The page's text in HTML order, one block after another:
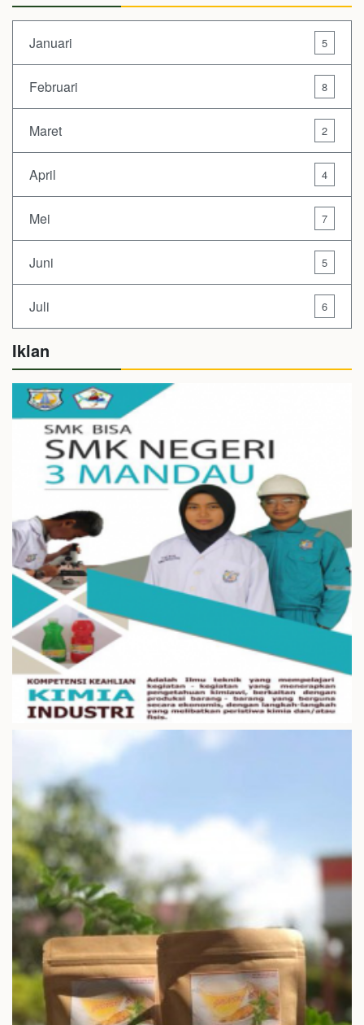
Januari 5
Februari 8
Maret 2
April 4
Mei 7
Juni 5
Juli 6
Iklan